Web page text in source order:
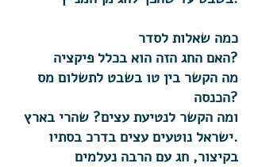
כמה שאלות לסדר
האם החג הזה הוא בכלל פיקציה?
מה הקשר בין טו בשבט לתשלום מס
הכנסה?
ומה הקשר לנטיעת עצים? שהרי בארץ
ישראל נוטעים עצים בדרכ בסתיו.
בקיצור, חג עם הרבה נעלמים